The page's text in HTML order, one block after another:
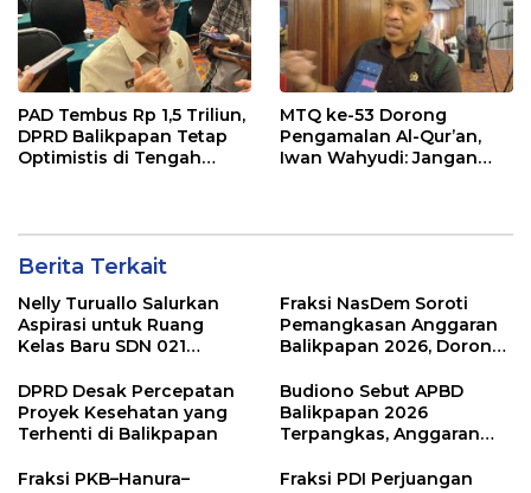
PAD Tembus Rp 1,5 Triliun,
DPRD Balikpapan Tetap
Optimistis di Tengah
MTQ ke-53 Dorong
Pengamalan Al-Qur’an,
Iwan Wahyudi: Jangan
Berita Terkait
Nelly Turuallo Salurkan
Aspirasi untuk Ruang
Kelas Baru SDN 021
Fraksi NasDem Soroti
Pemangkasan Anggaran
Balikpapan 2026, Dorong
Publik
DPRD Desak Percepatan
Proyek Kesehatan yang
Terhenti di Balikpapan
Budiono Sebut APBD
Balikpapan 2026
Terpangkas, Anggaran
Fraksi PKB–Hanura–
Fraksi PDI Perjuangan